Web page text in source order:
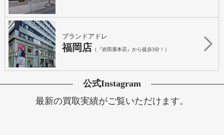
ブランドアドレ
福岡店 （『岩田屋本店』から徒歩3分！）
公式Instagram
最新の買取実績がご覧いただけます。